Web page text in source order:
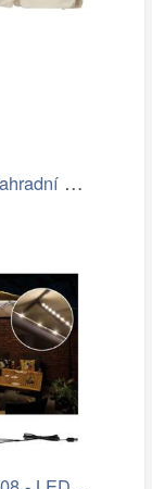
MultiGarden Zahradní slunečník Kosy…